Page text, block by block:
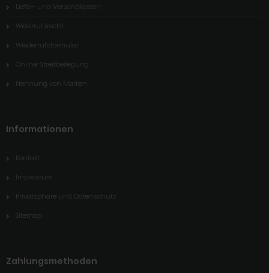
Liefer- und Versandkosten
Widerrufsrecht
Wiederrufsformular
Online-Streitbeilegung
Nennung von Marken
Informationen
Kontakt
Impressum
Privatsphäre und Datenschutz
Sitemap
Zahlungsmethoden